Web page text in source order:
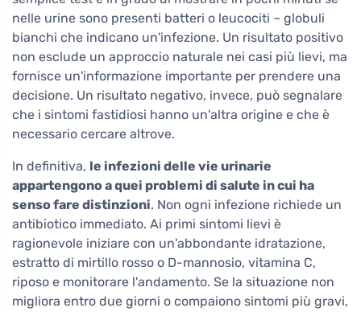
nelle urine sono presenti batteri o leucociti – globuli
bianchi che indicano un'infezione. Un risultato positivo
non esclude un approccio naturale nei casi più lievi, ma
fornisce un'informazione importante per prendere una
decisione. Un risultato negativo, invece, può segnalare
che i sintomi fastidiosi hanno un'altra origine e che è
necessario cercare altrove.
In definitiva, le infezioni delle vie urinarie
appartengono a quei problemi di salute in cui ha
senso fare distinzioni. Non ogni infezione richiede un
antibiotico immediato. Ai primi sintomi lievi è
ragionevole iniziare con un'abbondante idratazione,
estratto di mirtillo rosso o D-mannosio, vitamina C,
riposo e monitorare l'andamento. Se la situazione non
migliora entro due giorni o compaiono sintomi più gravi,